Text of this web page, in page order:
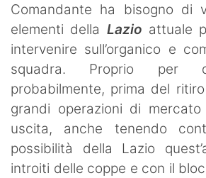
Comandante ha bisogno di
elementi della Lazio attuale
intervenire sull’organico e
squadra. Proprio per
probabilmente, prima del
grandi operazioni di
uscita, anche tenendo
possibilità della Lazio
introiti delle coppe e con il